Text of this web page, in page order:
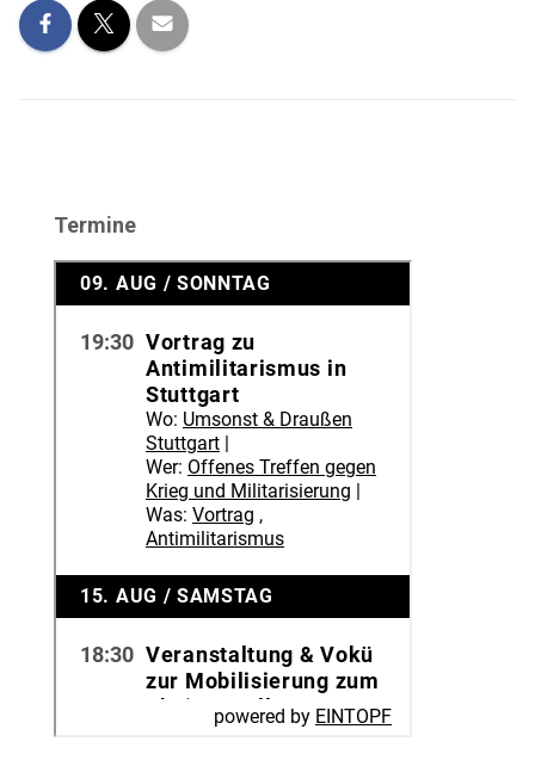
Termine